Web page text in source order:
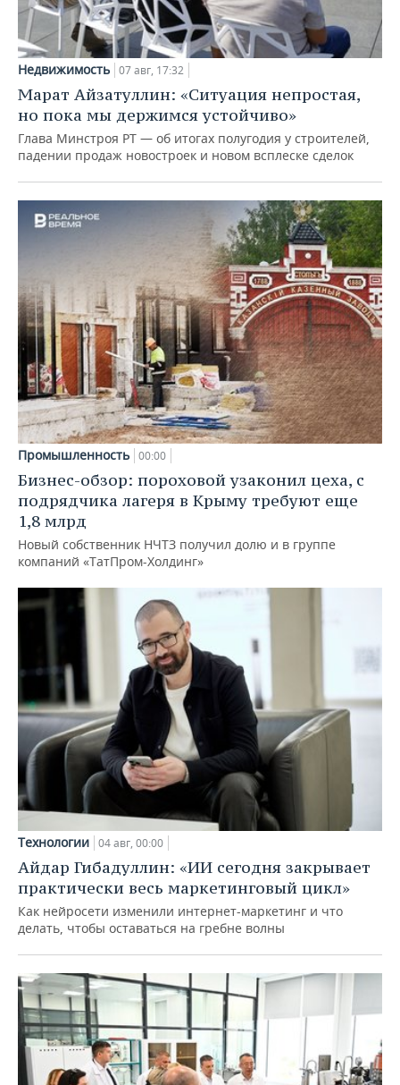
Недвижимость 07 авг, 17:32
Марат Айзатуллин: «Ситуация непростая,
но пока мы держимся устойчиво»
Глава Минстроя РТ — об итогах полугодия у строителей,
падении продаж новостроек и новом всплеске сделок
Промышленность 00:00
Бизнес-обзор: пороховой узаконил цеха, с
подрядчика лагеря в Крыму требуют еще
1,8 млрд
Новый собственник НЧТЗ получил долю и в группе
компаний «ТатПром-Холдинг»
Технологии 04 авг, 00:00
Айдар Гибадуллин: «ИИ сегодня закрывает
практически весь маркетинговый цикл»
Как нейросети изменили интернет-маркетинг и что
делать, чтобы оставаться на гребне волны